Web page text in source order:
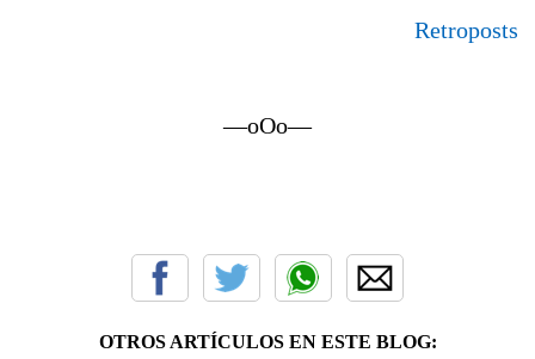
Retroposts
—oOo—
OTROS ARTÍCULOS EN ESTE BLOG: